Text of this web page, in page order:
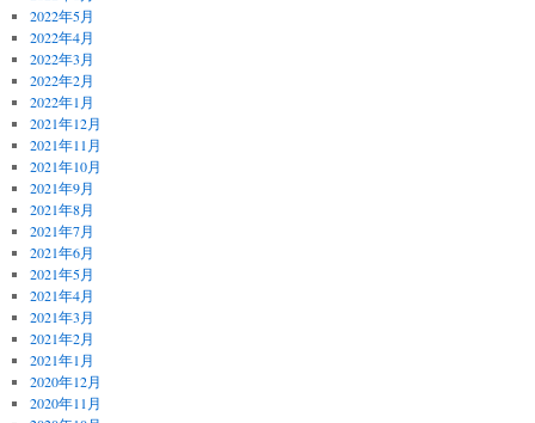
2022年5月
2022年4月
2022年3月
2022年2月
2022年1月
2021年12月
2021年11月
2021年10月
2021年9月
2021年8月
2021年7月
2021年6月
2021年5月
2021年4月
2021年3月
2021年2月
2021年1月
2020年12月
2020年11月